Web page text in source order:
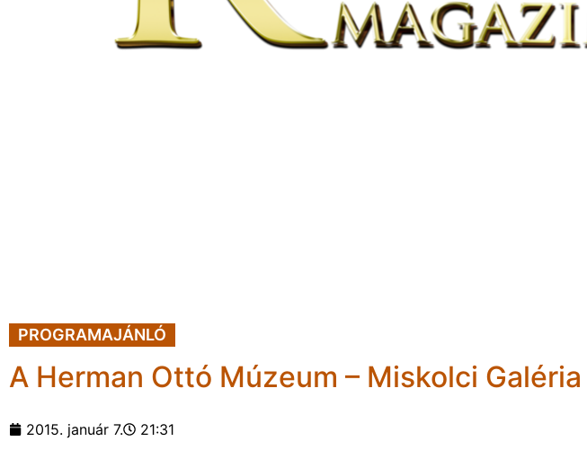
PROGRAMAJÁNLÓ
A Herman Ottó Múzeum – Miskolci
2015. január 7. 21:31